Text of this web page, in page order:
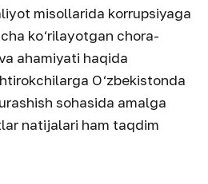
misollarida korrupsiyaga
ko‘rilayotgan chora-
ahamiyati haqida
O‘zbekistonda
sohasida amalga
natijalari ham taqdim